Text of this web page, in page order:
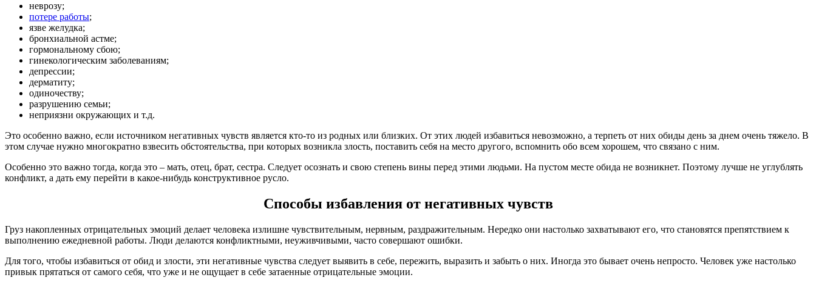
неврозу;
потере работы;
язве желудка;
бронхиальной астме;
гормональному сбою;
гинекологическим заболеваниям;
депрессии;
дерматиту;
одиночеству;
разрушению семьи;
неприязни окружающих и т.д.
Это особенно важно, если источником негативных чувств является кто-то из родных или близких. От этих людей избавиться невозможно, а терпеть от них обиды день за днем очень тяжело. В
этом случае нужно многократно взвесить обстоятельства, при которых возникла злость, поставить себя на место другого, вспомнить обо всем хорошем, что связано с ним.
Особенно это важно тогда, когда это – мать, отец, брат, сестра. Следует осознать и свою степень вины перед этими людьми. На пустом месте обида не возникнет. Поэтому лучше не углублять
конфликт, а дать ему перейти в какое-нибудь конструктивное русло.
Способы избавления от негативных чувств
Груз накопленных отрицательных эмоций делает человека излишне чувствительным, нервным, раздражительным. Нередко они настолько захватывают его, что становятся препятствием к
выполнению ежедневной работы. Люди делаются конфликтными, неуживчивыми, часто совершают ошибки.
Для того, чтобы избавиться от обид и злости, эти негативные чувства следует выявить в себе, пережить, выразить и забыть о них. Иногда это бывает очень непросто. Человек уже настолько
привык прятаться от самого себя, что уже и не ощущает в себе затаенные отрицательные эмоции.